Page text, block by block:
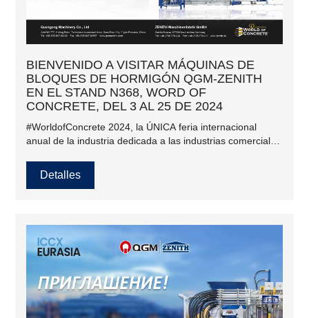
BIENVENIDO A VISITAR MÁQUINAS DE
BLOQUES DE HORMIGÓN QGM-ZENITH
EN EL STAND N368, WORD OF
CONCRETE, DEL 3 AL 25 DE 2024
#WorldofConcrete 2024, la ÚNICA feria internacional
anual de la industria dedicada a las industrias comerciales
cabo en el Centro de Convenciones de Las Vegas, 3150
Paradise Rd, #LasVegas, NV 89109, del 23 al 25 de
durante 50 años.
Detalles